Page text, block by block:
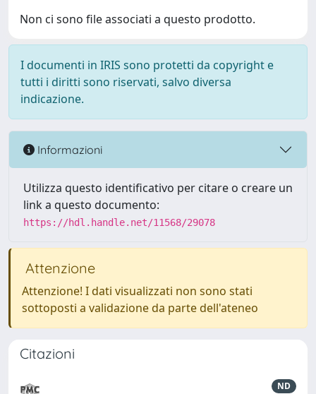
Non ci sono file associati a questo prodotto.
I documenti in IRIS sono protetti da copyright e
tutti i diritti sono riservati, salvo diversa
indicazione.
Informazioni
Utilizza questo identificativo per citare o creare un
link a questo documento:
https://hdl.handle.net/11568/29078
Attenzione
Attenzione! I dati visualizzati non sono stati
sottoposti a validazione da parte dell'ateneo
Citazioni
ND